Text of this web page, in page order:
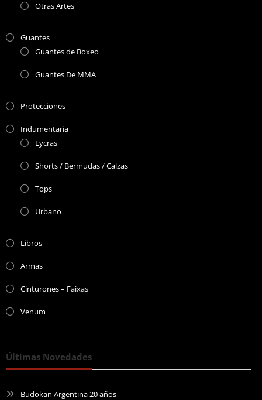
Otras Artes
Guantes
Guantes de Boxeo
Guantes De MMA
Protecciones
Indumentaria
Lycras
Shorts / Bermudas / Calzas
Tops
Urbano
Libros
Armas
Cinturones – Faixas
Venum
Últimas Novedades
Budokan Argentina 20 años